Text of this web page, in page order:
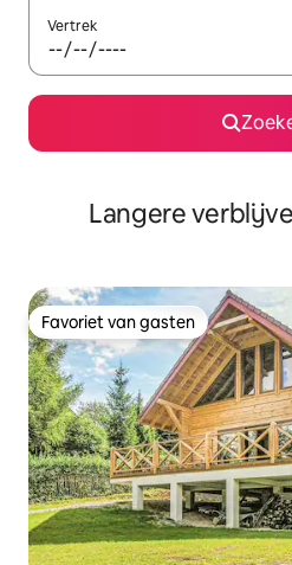
Vertrek
Langere
Favoriet van gasten
Favoriet van gasten